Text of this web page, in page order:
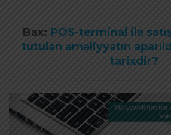
Bax: POS-terminal ilə
tutulan əməliyyatın
tarixdir?